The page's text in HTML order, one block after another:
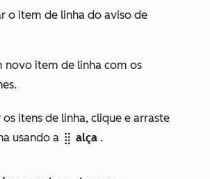
o item de linha do aviso de
novo item de linha com os
os itens de linha, clique e arraste
usando a dragHandle alça .